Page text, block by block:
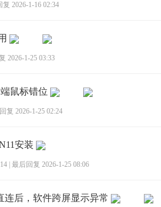
复 2026-1-16 02:34
2026-1-25 03:33
鼠标错位
复 2026-1-25 02:24
安装
最后回复 2026-1-25 08:06
连后，软件跨屏显示异常